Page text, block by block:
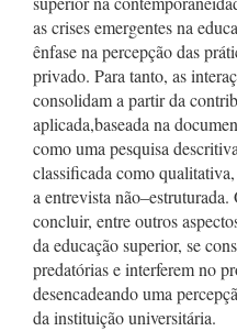
as crises emergentes na
ênfase na percepção das
privado. Para tanto, as
consolidam a partir da
aplicada,baseada na
como uma pesquisa
classificada como
a entrevista
concluir, entre outros
da educação superior, se
predatórias e interferem no
desencadeando uma
da instituição universitária.